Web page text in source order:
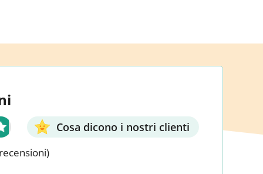
Cosa dicono i nostri clienti